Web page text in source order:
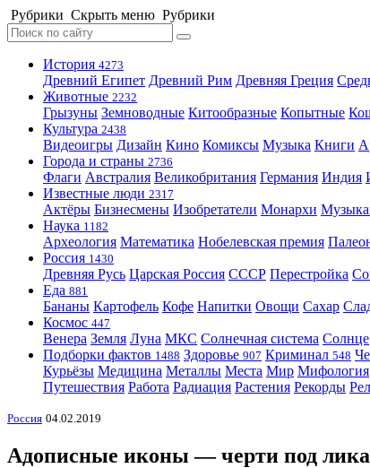
Рубрики Скрыть меню Рубрики
История 4273
Древний Египет Древний Рим Древняя Греция
Животные 2232
Грызуны Земноводные Китообразные Копытные
Культура 2438
Видеоигры Дизайн Кино Комиксы Музыка Книги
Города и страны 2736
Флаги Австралия Великобритания Германия Индия
Известные люди 2317
Актёры Бизнесмены Изобретатели Монархи
Наука 1182
Археология Математика Нобелевская премия
Россия 1430
Древняя Русь Царская Россия СССР Перестройка
Еда 881
Бананы Картофель Кофе Напитки Овощи Сахар
Космос 447
Венера Земля Луна МКС Солнечная система Солнце
Подборки фактов 1488 Здоровье 907 Криминал 548
Курьёзы Медицина Металлы Места Мир Мифология
Путешествия Работа Радиация Растения Рекорды
Россия 04.02.2019
Адописные иконы — черти под